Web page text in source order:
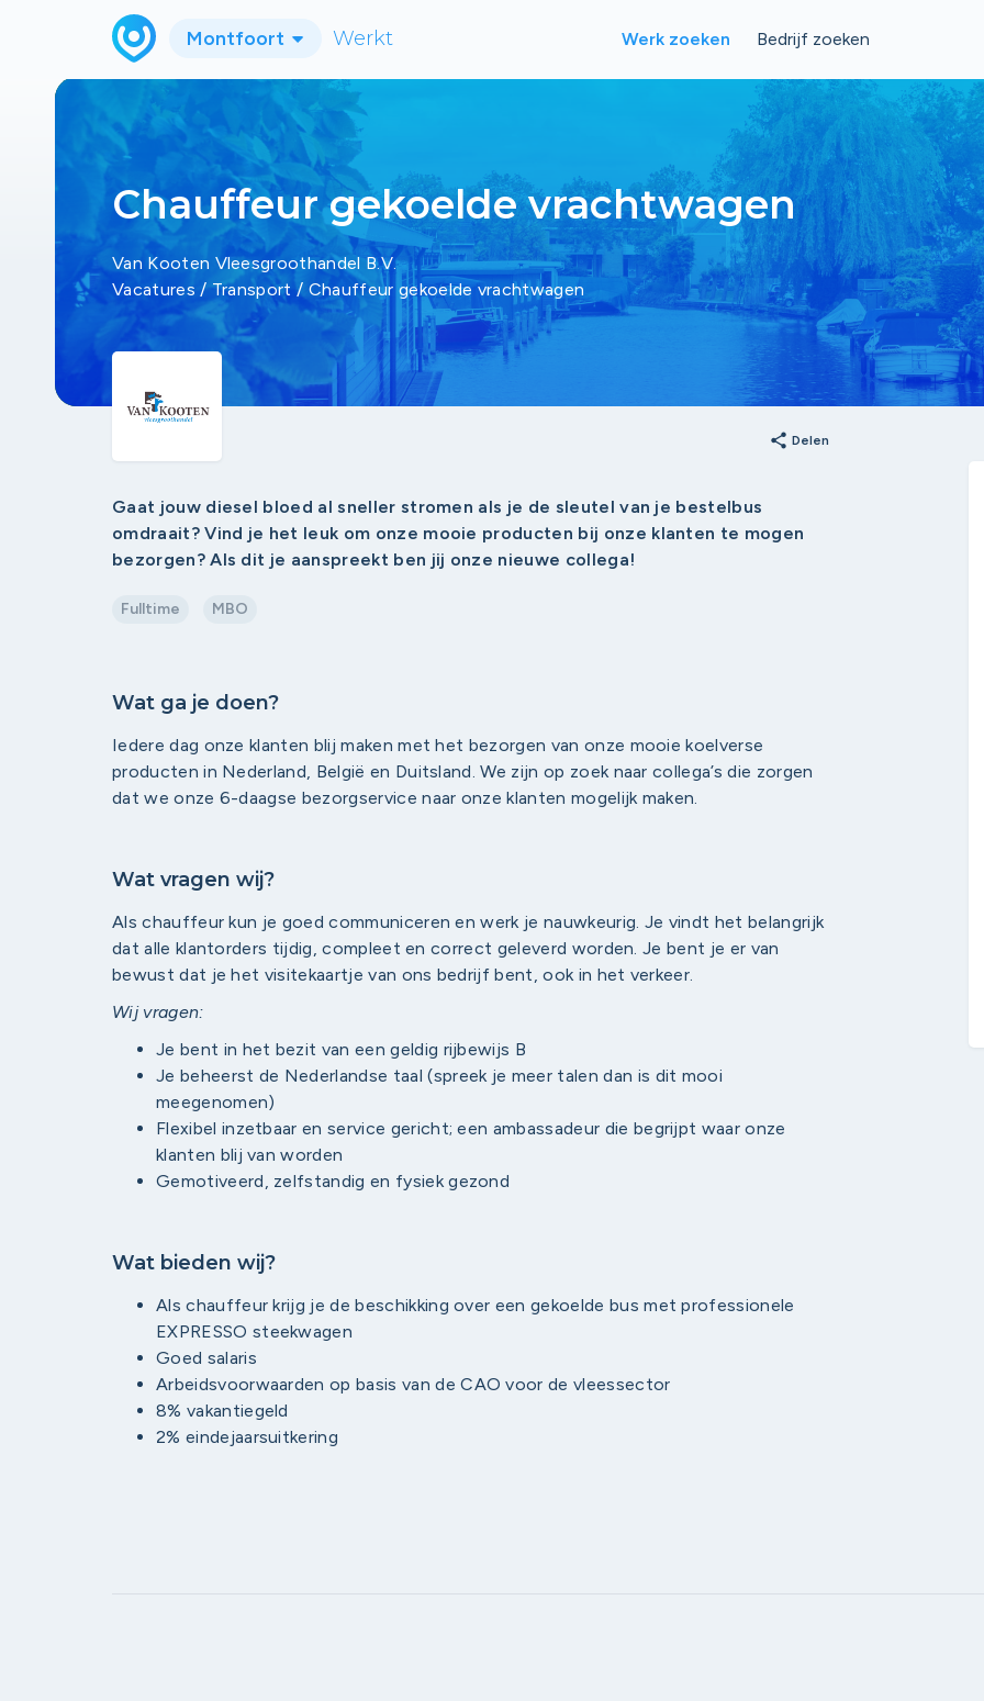
Montfoort Werkt Werk zoeken Bedrijf zoeken
Chauffeur gekoelde vrachtwagen
Van Kooten Vleesgroothandel B.V.
Vacatures /Transport/ Chauffeur gekoelde vrachtwagen
share Delen
Gaat jouw diesel bloed al sneller stromen als je de sleutel van je bestelbus
omdraait? Vind je het leuk om onze mooie producten bij onze klanten te mogen
bezorgen? Als dit je aanspreekt ben jij onze nieuwe collega!
Fulltime MBO
Wat ga je doen?
Iedere dag onze klanten blij maken met het bezorgen van onze mooie koelverse
producten in Nederland, België en Duitsland. We zijn op zoek naar collega’s die zorgen
dat we onze 6-daagse bezorgservice naar onze klanten mogelijk maken.
Wat vragen wij?
Als chauffeur kun je goed communiceren en werk je nauwkeurig. Je vindt het belangrijk
dat alle klantorders tijdig, compleet en correct geleverd worden. Je bent je er van
bewust dat je het visitekaartje van ons bedrijf bent, ook in het verkeer.
Wij vragen:
Je bent in het bezit van een geldig rijbewijs B
Je beheerst de Nederlandse taal (spreek je meer talen dan is dit mooi
meegenomen)
Flexibel inzetbaar en service gericht; een ambassadeur die begrijpt waar onze
klanten blij van worden
Gemotiveerd, zelfstandig en fysiek gezond
Wat bieden wij?
Als chauffeur krijg je de beschikking over een gekoelde bus met professionele
EXPRESSO steekwagen
Goed salaris
Arbeidsvoorwaarden op basis van de CAO voor de vleessector
8% vakantiegeld
2% eindejaarsuitkering